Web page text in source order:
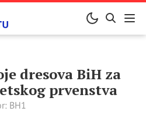
dresova BiH za
prvenstva
BH1